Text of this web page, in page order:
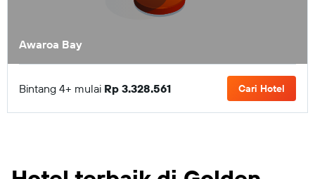
Awaroa Bay
Bintang 4+ mulai Rp 3.328.561 Cari Hotel